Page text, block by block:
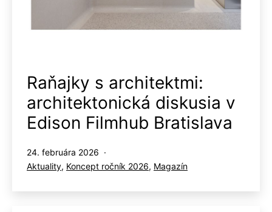
Raňajky s architektmi:
architektonická diskusia v
Edison Filmhub Bratislava
Publikované
24. februára 2026
Kategorizované
Aktuality, Koncept ročník 2026, Magazín